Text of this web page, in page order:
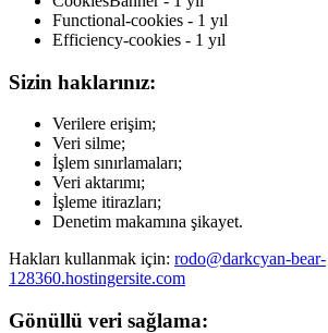
Functional-cookies - 1 yıl
Efficiency-cookies - 1 yıl
Sizin haklarınız:
Verilere erişim;
Veri silme;
İşlem sınırlamaları;
Veri aktarımı;
İşleme itirazları;
Denetim makamına şikayet.
Hakları kullanmak için: rodo@darkcyan-bear-
128360.hostingersite.com
Gönüllü veri sağlama: